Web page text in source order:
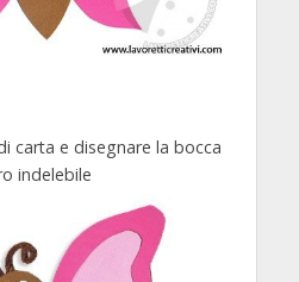
carta e disegnare la bocca
indelebile